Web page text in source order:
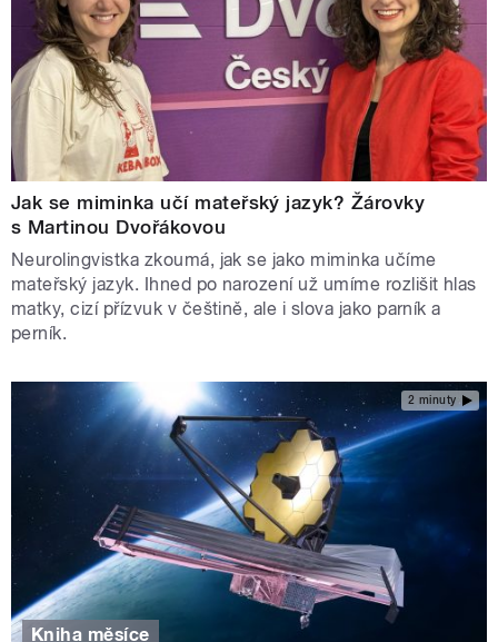
Jak se miminka učí mateřský jazyk? Žárovky
s Martinou Dvořákovou
Neurolingvistka zkoumá, jak se jako miminka učíme
mateřský jazyk. Ihned po narození už umíme rozlišit hlas
matky, cizí přízvuk v češtině, ale i slova jako parník a
perník.
2 minuty
Kniha měsíce